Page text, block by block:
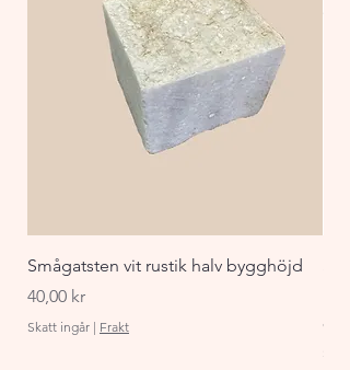
Smågatsten vit rustik halv bygghöjd
Pris
40,00 kr
Skatt ingår | Frakt
Pris